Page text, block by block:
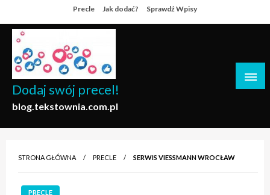
to
content
Precle Jak dodać? Sprawdź Wpisy
Dodaj swój precel!
blog.tekstownia.com.pl
STRONA GŁÓWNA PRECLE SERWIS VIESSMANN WROCŁAW
PRECLE